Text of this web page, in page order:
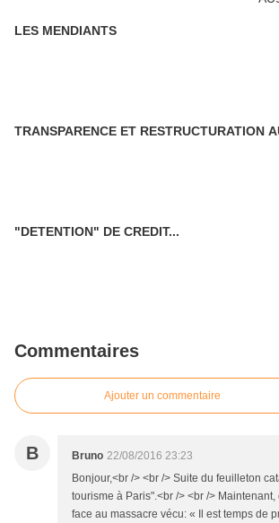
LES MENDIANTS
TRANSPARENCE ET RESTRUCTURATION
"DETENTION" DE CREDIT...
Commentaires
Ajouter un commentaire
B Bruno 22/08/2016 23:23
Bonjour,<br /> <br /> Suite du feuilleton
tourisme à Paris".<br /> <br />
face au massacre vécu: « Il est temps de